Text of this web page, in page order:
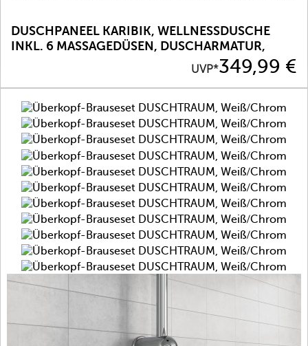
DUSCHPANEEL KARIBIK, WELLNESSDUSCHE
INKL. 6 MASSAGEDÜSEN, DUSCHARMATUR,
Preis
UVP*349,99 €